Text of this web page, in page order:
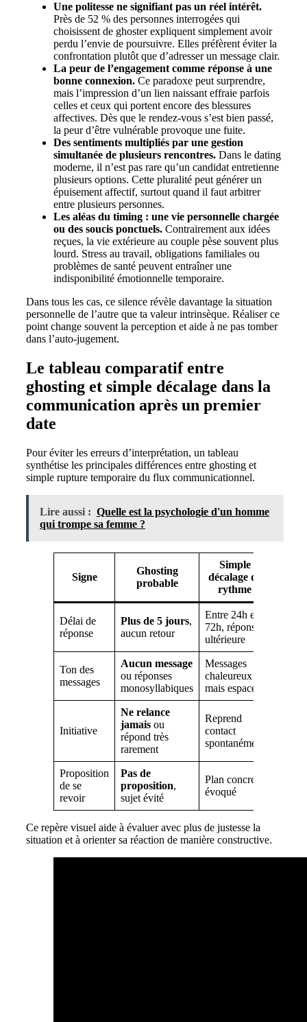
Une politesse ne signifiant pas un réel intérêt.
Près de 52 % des personnes interrogées qui
choisissent de ghoster expliquent simplement avoir
perdu l’envie de poursuivre. Elles préfèrent éviter la
confrontation plutôt que d’adresser un message clair.
La peur de l’engagement comme réponse à une
bonne connexion. Ce paradoxe peut surprendre,
mais l’impression d’un lien naissant effraie parfois
celles et ceux qui portent encore des blessures
affectives. Dès que le rendez-vous s’est bien passé,
la peur d’être vulnérable provoque une fuite.
Des sentiments multipliés par une gestion
simultanée de plusieurs rencontres. Dans le dating
moderne, il n’est pas rare qu’un candidat entretienne
plusieurs options. Cette pluralité peut générer un
épuisement affectif, surtout quand il faut arbitrer
entre plusieurs personnes.
Les aléas du timing : une vie personnelle chargée
ou des soucis ponctuels. Contrairement aux idées
reçues, la vie extérieure au couple pèse souvent plus
lourd. Stress au travail, obligations familiales ou
problèmes de santé peuvent entraîner une
indisponibilité émotionnelle temporaire.
Dans tous les cas, ce silence révèle davantage la situation
personnelle de l’autre que ta valeur intrinsèque. Réaliser ce
point change souvent la perception et aide à ne pas tomber
dans l’auto-jugement.
Le tableau comparatif entre
ghosting et simple décalage dans la
communication après un premier
date
Pour éviter les erreurs d’interprétation, un tableau
synthétise les principales différences entre ghosting et
simple rupture temporaire du flux communicationnel.
Lire aussi : Quelle est la psychologie d'un homme
qui trompe sa femme ?
Signe
Ghosting
probable
Simple
décalage de
rythme
Délai de
réponse
Plus de 5 jours,
aucun retour
Entre 24h et
72h, réponse
ultérieure
Ton des
messages
Aucun message
ou réponses
monosyllabiques
Messages
chaleureux
mais espacés
Initiative
Ne relance
jamais ou
répond très
rarement
Reprend
contact
spontanément
Proposition
de se
revoir
Pas de
proposition,
sujet évité
Plan concret
évoqué
Ce repère visuel aide à évaluer avec plus de justesse la
situation et à orienter sa réaction de manière constructive.